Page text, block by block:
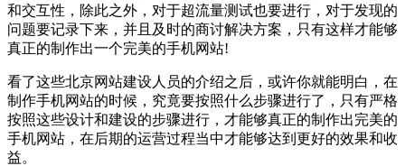
和交互性，除此之外，对于超流量测试也要进行，对于发现的
问题要记录下来，并且及时的商讨解决方案，只有这样才能够
真正的制作出一个完美的手机网站!
看了这些北京网站建设人员的介绍之后，或许你就能明白，在
制作手机网站的时候，究竟要按照什么步骤进行了，只有严格
按照这些设计和建设的步骤进行，才能够真正的制作出完美的
手机网站，在后期的运营过程当中才能够达到更好的效果和收
益。